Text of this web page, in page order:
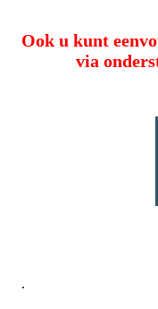
Ook u kunt
via
.